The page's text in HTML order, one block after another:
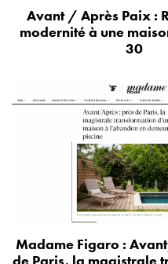
Avant / Après Paix :
modernité à une
30
Madame Figaro :